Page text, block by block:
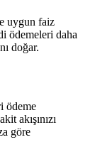
uygun faiz
ödemeleri daha
doğar.
ödeme
akışınızı
göre